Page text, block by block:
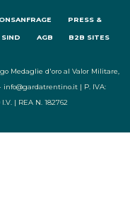
PRESS &
AGB B2B SITES
Medaglie d'oro al Valor Militare,
info@gardatrentino.it | P. IVA:
| REA N. 182762